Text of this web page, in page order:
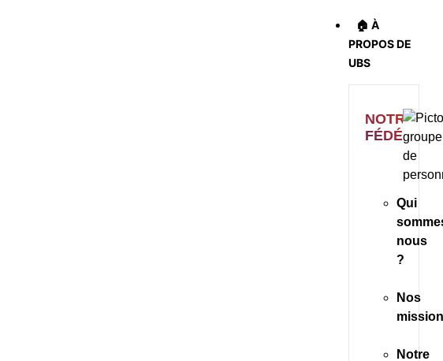
🏠 À
PROPOS DE
UBS
NOTRE
Qui
nous
?
Nos
Notre